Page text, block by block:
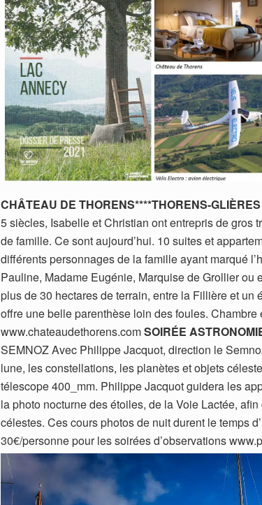
CHÂTEAU DE THORENS****THORENS-GLIÈRES
5 siècles, Isabelle et Christian ont entrepris de gros
de famille. Ce sont aujourd’hui. 10 suites et
différents personnages de la famille ayant marqué
Pauline, Madame Eugénie, Marquise de Grollier ou
plus de 30 hectares de terrain, entre la Fillière et un
offre une belle parenthèse loin des foules. Chambre
www.chateaudethorens.comSOIRÉE
SEMNOZ Avec Philippe Jacquot, direction le
lune, les constellations, les planètes et objets
télescope 400_mm. Philippe Jacquot guidera les
la photo nocturne des étoiles, de la Voie Lactée,
célestes. Ces cours photos de nuit durent le temps
30€/personne pour les soirées d’observations